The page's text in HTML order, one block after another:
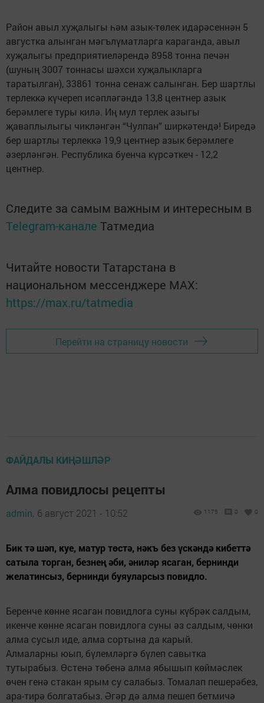
Район авыл хуҗалыгы һәм азык-төлек идарәсеннән 5
августка алынган мәгълүматларга караганда, авыл
хуҗалыгы предприятиеләрендә 8958 тонна печән
(шуның 3007 тоннасы шәхси хуҗалыкларга
таратылган), 33861 тонна сенаж салынган. Бер шартлы
терлеккә күчереп исәпләгәндә 13,8 центнер азык
берәмлеге туры килә. Иң мул терлек азыгы
җаваплылыгы чикләнгән “Чулпан” ширкәтендә! Биредә
бер шартлы терлеккә 19,9 центнер азык берәмлеге
әзерләнгән. Республика буенча күрсәткеч - 12,2
центнер.
Следите за самым важным и интересным в
Telegram-канале Татмедиа
Читайте новости Татарстана в
национальном мессенджере MАХ:
https://max.ru/tatmedia
Перейти на страницу новости
ФАЙДАЛЫ КИҢӘШЛӘР
Алма повидлосы рецепты
admin, 6 август 2021 - 10:52 1175 0 0
Бик тә шәп, куе, матур төстә, нәкъ без үскәндә кибеттә
сатыла торган, безнең әби, әниләр ясаган, бернинди
желатинсыз, бернинди буяуларсыз повидло.
Беренче көнне ясаган повидлога суны күбрәк салдым,
икенче көнне ясаган повидлога суны әз салдым, чөнки
алма сусыл иде, алма сортына да карый.
Алмаларны юып, бүлемләргә бүлеп савытка
тутырабыз. Өстенә төбенә алма ябышып көймәслек
өчен генә стакан ярым су салабыз. Томалап пешерәбез,
ара-тирә болгатабыз. Әгәр дә алма пешеп бетмичә